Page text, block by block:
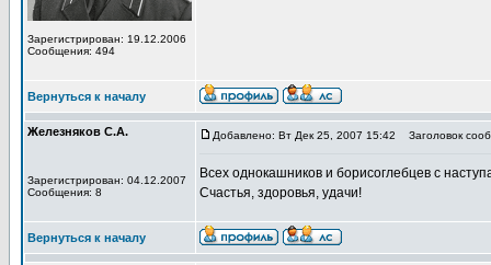
Зарегистрирован: 19.12.2006
Сообщения: 494
Вернуться к началу
Железняков С.А.
Зарегистрирован: 04.12.2007
Сообщения: 8
Добавлено: Вт Дек 25, 2007 15:42 Заголовок
Всех однокашников и борисоглебцев с
Счастья, здоровья, удачи!
Вернуться к началу